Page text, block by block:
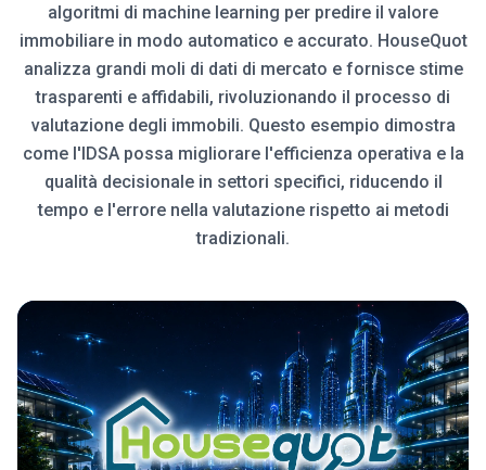
algoritmi di machine learning per predire il valore
immobiliare in modo automatico e accurato. HouseQuot
analizza grandi moli di dati di mercato e fornisce stime
trasparenti e affidabili, rivoluzionando il processo di
valutazione degli immobili. Questo esempio dimostra
come l'IDSA possa migliorare l'efficienza operativa e la
qualità decisionale in settori specifici, riducendo il
tempo e l'errore nella valutazione rispetto ai metodi
tradizionali.